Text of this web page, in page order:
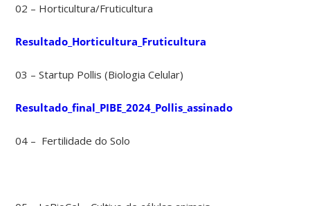
02 – Horticultura/Fruticultura
Resultado_Horticultura_Fruticultura
03 – Startup Pollis (Biologia Celular)
Resultado_final_PIBE_2024_Pollis_assinado
04 – Fertilidade do Solo